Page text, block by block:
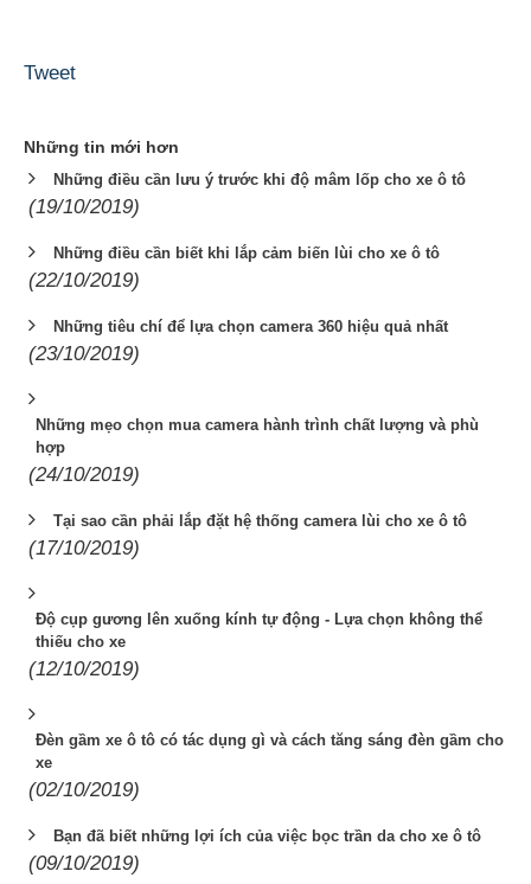
Tweet
Những tin mới hơn
Những điều cần lưu ý trước khi độ mâm lốp cho xe ô tô
(19/10/2019)
Những điều cần biết khi lắp cảm biến lùi cho xe ô tô
(22/10/2019)
Những tiêu chí để lựa chọn camera 360 hiệu quả nhất
(23/10/2019)
Những mẹo chọn mua camera hành trình chất lượng và phù
hợp
(24/10/2019)
Tại sao cần phải lắp đặt hệ thống camera lùi cho xe ô tô
(17/10/2019)
Độ cụp gương lên xuống kính tự động - Lựa chọn không thể
thiếu cho xe
(12/10/2019)
Đèn gầm xe ô tô có tác dụng gì và cách tăng sáng đèn gầm cho
xe
(02/10/2019)
Bạn đã biết những lợi ích của việc bọc trần da cho xe ô tô
(09/10/2019)